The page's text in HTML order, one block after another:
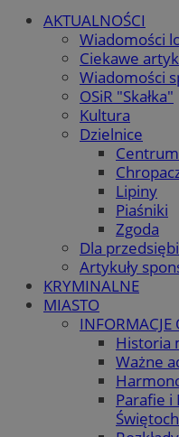
AKTUALNOŚCI
Wiadomości
Ciekawe
Wiadomości
OSiR "Skałka"
Kultura
Dzielnice
Centrum
Lipiny
Piaśniki
Zgoda
Dla
Artykuły
KRYMINALNE
MIASTO
INFORMACJE
Historia
Ważne
Parafie i